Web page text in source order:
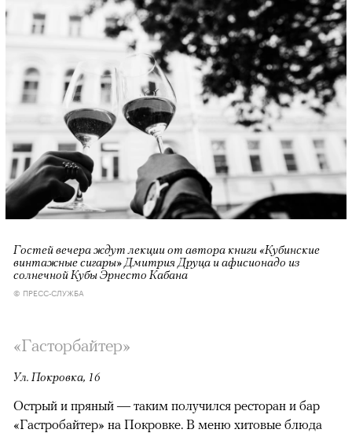
Гостей вечера ждут лекции от автора книги «Кубинские
винтажные сигары» Дмитрия Друца и афисионадо из
солнечной Кубы Эрнесто Кабана
© ПРЕСС-СЛУЖБА
«Гасторбайтер»
Ул. Покровка, 16
Острый и пряный — таким получился ресторан и бар
«Гастробайтер» на Покровке. В меню хитовые блюда